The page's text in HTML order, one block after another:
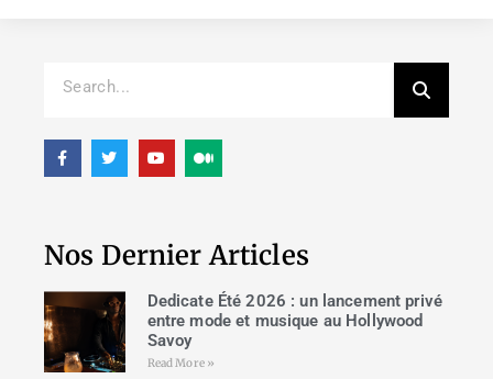
Nos Dernier Articles
Dedicate Été 2026 : un lancement privé
entre mode et musique au Hollywood
Savoy
Read More »